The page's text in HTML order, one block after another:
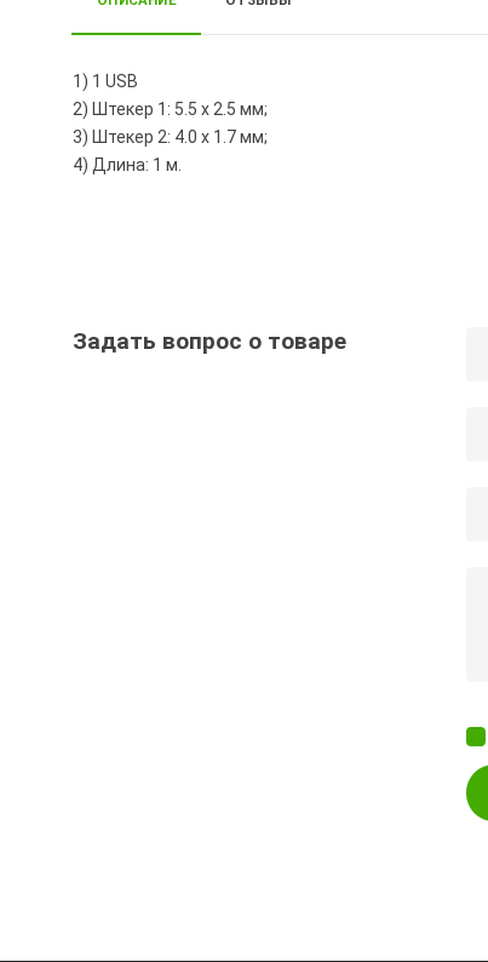
1) 1 USB
2) Штекер 1: 5.5 х 2.5 мм;
3) Штекер 2: 4.0 х 1.7 мм;
4) Длина: 1 м.
Задать вопрос о товаре